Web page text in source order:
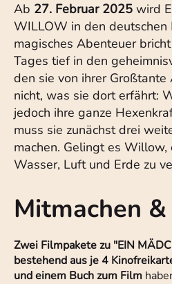
Ab 27. Februar 2025 wird
WILLOW in den deutschen
magisches Abenteuer
Tages tief in den
den sie von ihrer
nicht, was sie dort erfährt:
jedoch ihre ganze
muss sie zunächst drei
machen. Gelingt es Willow,
Wasser, Luft und Erde zu
Mitmachen
Zwei Filmpakete zu "EIN
bestehend aus je 4
und einem Buch zum Film